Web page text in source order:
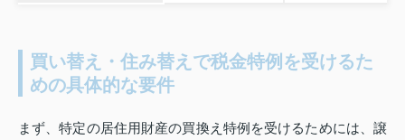
買い替え・住み替えで税金特例を受けるた
めの具体的な要件
まず、特定の居住用財産の買換え特例を受けるためには、譲